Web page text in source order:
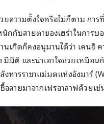
ยความตั้งใจหรือไม่ก็ตาม กา
กกับสายตาของเฮร่าในการ
เกิดก็คงอนุมานได้ว่า เคนจิ
มีมิติ และน่าเอาใจช่วยเหมือน
หารราชาแม่มดแห่งอังมาร์
อสายมาจากเฟรอาลาฟด้วยเ